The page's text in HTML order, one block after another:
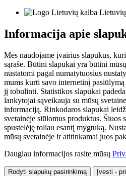
Informacija apie
Mes naudojame įvairius slapukus,
sąraše. Būtini slapukai yra būtini
nustatomi pagal numatytuosius
mums kurti savo internetinį
jį tobulinti. Statistikos slapukai
lankytojai sąveikauja su mūsų
informaciją. Rinkodaros slapukai
svetainėje siūlomus produktus. Šiuos
spustelėję toliau esantį mygtuką.
mūsų svetainėje ir atitinkamai juos
Daugiau informacijos rasite mūsų
Rodyti slapukų pasirinkimą Įvesti -